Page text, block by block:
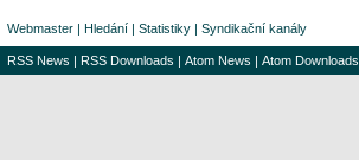
Webmaster | Hledání | Statistiky | Syndikační kanály
RSS News | RSS Downloads | Atom News | Atom Downloads